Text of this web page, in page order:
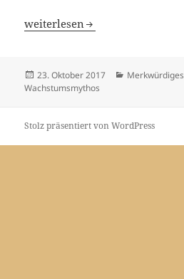
Wachstumsmythos zerbröselt
weiterlesen
Veröffentlicht
am
23. Oktober 2017 Kategorien
Merkwürdiges
Wachstumsmythos
Stolz präsentiert von WordPress